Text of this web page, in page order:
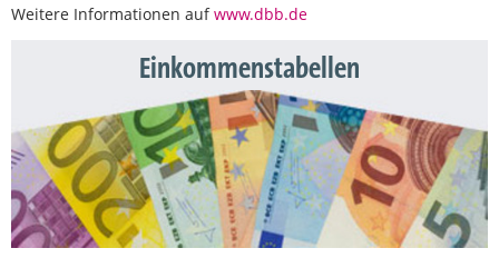
Weitere Informationen aufwww.dbb.de
Einkommenstabellen